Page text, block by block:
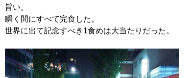
旨い。
瞬く間にすべて完食した。
世界に出て記念すべき1食めは大当たりだった。